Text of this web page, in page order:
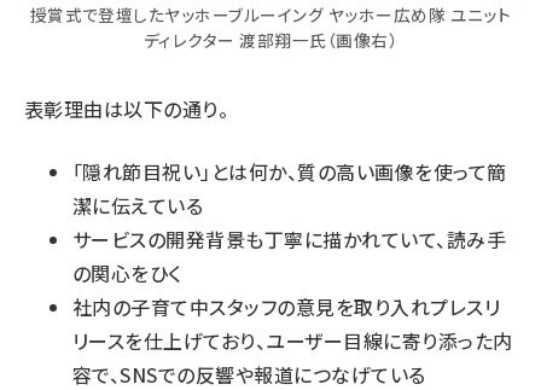
授賞式で登壇したヤッホーブルーイング ヤッホー広め隊 ユニット
ディレクター 渡部翔一氏（画像右）
表彰理由は以下の通り。
「隠れ節目祝い」とは何か、質の高い画像を使って簡
潔に伝えている
サービスの開発背景も丁寧に描かれていて、読み手
の関心をひく
社内の子育て中スタッフの意見を取り入れプレスリ
リースを仕上げており、ユーザー目線に寄り添った内
容で、SNSでの反響や報道につなげている